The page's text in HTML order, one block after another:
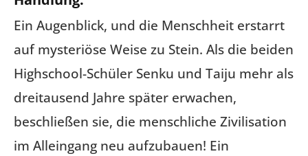
Ein Augenblick, und die Menschheit erstarrt
auf mysteriöse Weise zu Stein. Als die beiden
Highschool-Schüler Senku und Taiju mehr als
dreitausend Jahre später erwachen,
beschließen sie, die menschliche Zivilisation
im Alleingang neu aufzubauen! Ein